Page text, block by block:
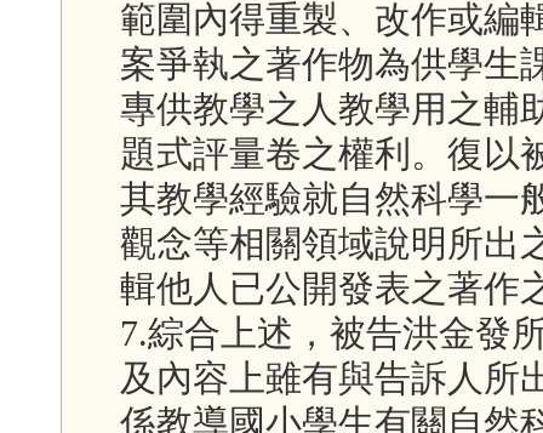
範圍內得重製、改作或編
案爭執之著作物為供學生
專供教學之人教學用之輔
題式評量卷之權利。復以
其教學經驗就自然科學一
觀念等相關領域說明所出
輯他人已公開發表之著作
7.綜合上述，被告洪金發
及內容上雖有與告訴人所
係教導國小學生有關自然